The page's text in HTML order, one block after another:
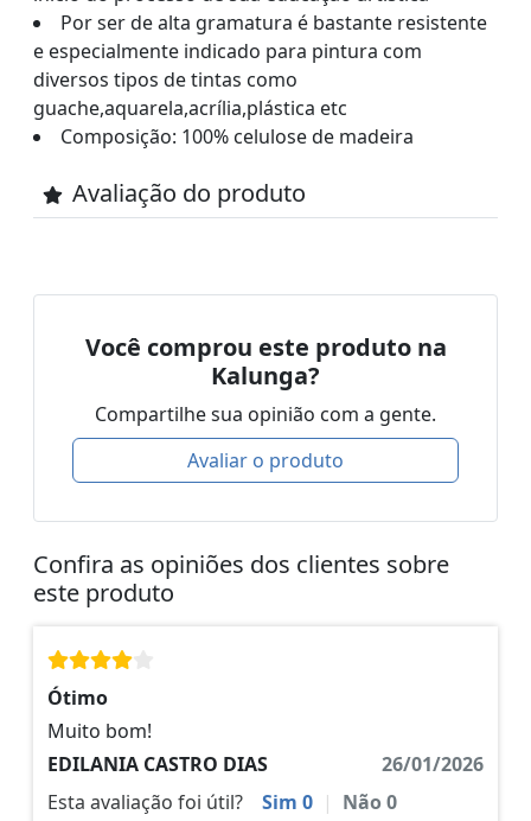
Por ser de alta gramatura é bastante resistente
e especialmente indicado para pintura com
diversos tipos de tintas como
guache,aquarela,acrília,plástica etc
Composição: 100% celulose de madeira
Avaliação do produto
Você comprou este produto na
Kalunga?
Compartilhe sua opinião com a gente.
Avaliar o produto
Confira as opiniões dos clientes sobre
este produto
Ótimo
Muito bom!
EDILANIA CASTRO DIAS
26/01/2026
Esta avaliação foi útil?
Sim 0 | Não0